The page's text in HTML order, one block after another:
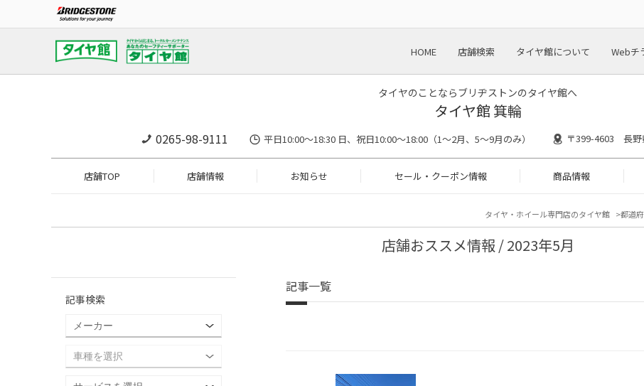
HOME 店舗検索 タイヤ館について Webチ
タイヤのことならブリヂストンのタイヤ館へ
タイヤ館 箕輪
0265-98-9111 平日10:00～18:30 日、祝日10:00～18:00（1～2月、5～9月のみ） 〒399-4603 長野
店舗TOP 店舗情報 お知らせ セール・クーポン情報 商品情報
タイヤ・ホイール専門店のタイヤ館 都道
店舗おススメ情報 / 2023年5月
記事一覧
記事検索